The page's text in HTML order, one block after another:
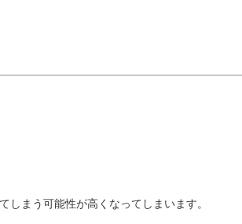
まう可能性が高くなってしまいます。